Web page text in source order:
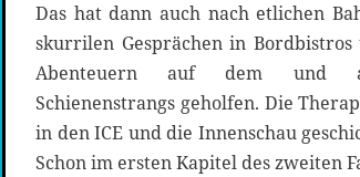
Das hat dann auch nach etlichen
skurrilen Gesprächen in
Abenteuern auf dem und
Schienenstrangs geholfen. Die
in den ICE und die Innenschau
Schon im ersten Kapitel des zweiten